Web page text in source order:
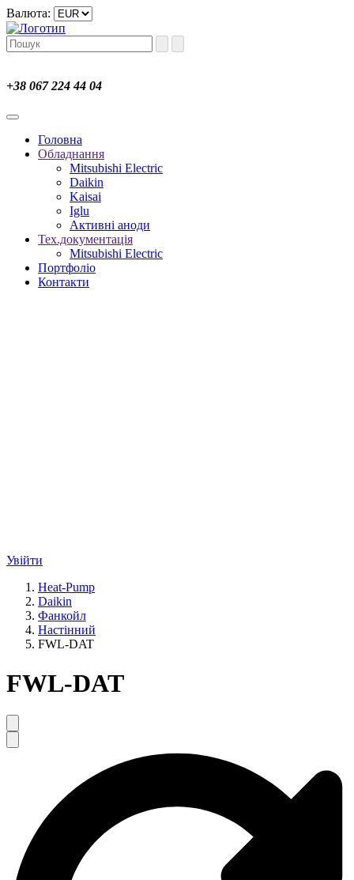
Валюта:
+38 067 224 44 04
Головна
Обладнання
Mitsubishi Electric
Daikin
Kaisai
Iglu
Активні аноди
Тех.документація
Mitsubishi Electric
Портфоліо
Контакти
Увійти
Heat-Pump
Daikin
Фанкойл
Настінний
FWL-DAT
FWL-DAT